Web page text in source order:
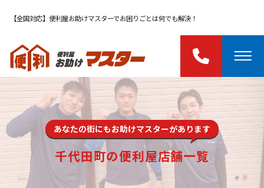
【全国対応】便利屋お助けマスターでお困りごとは何でも解決！
あなたの街にもお助けマスターがあります
千代田町の便利屋店舗一覧